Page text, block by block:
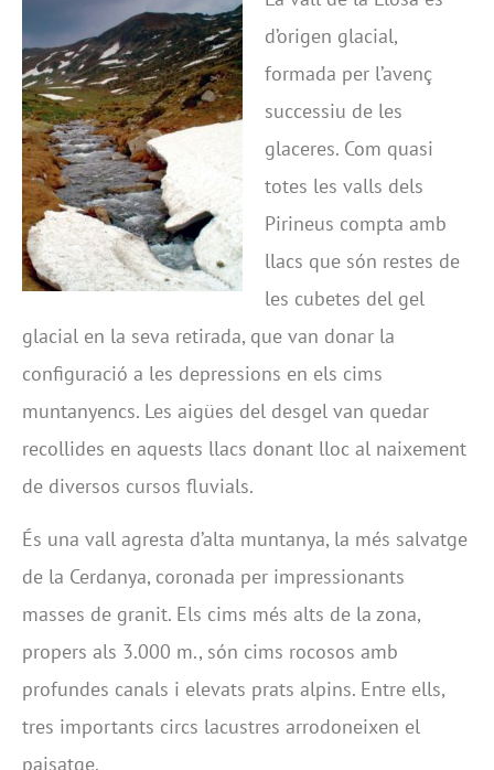
d’origen glacial,
formada per l’avenç
successiu de les
glaceres. Com quasi
totes les valls dels
Pirineus compta amb
llacs que són restes de
les cubetes del gel
glacial en la seva retirada, que van donar la
configuració a les depressions en els cims
muntanyencs. Les aigües del desgel van quedar
recollides en aquests llacs donant lloc al naixement
de diversos cursos fluvials.
És una vall agresta d’alta muntanya, la més salvatge
de la Cerdanya, coronada per impressionants
masses de granit. Els cims més alts de la zona,
propers als 3.000 m., són cims rocosos amb
profundes canals i elevats prats alpins. Entre ells,
tres importants circs lacustres arrodoneixen el
paisatge.